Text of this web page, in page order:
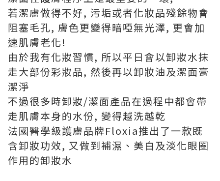
若潔膚做得不好, 污垢或者化妝品殘餘物會
阻塞毛孔, 膚色更變得暗啞無光澤, 更會加
速肌膚老化!
由於我有化妝習慣, 所以平日會以卸妝水抹
走大部份彩妝品, 然後再以卸妝油及潔面膏
潔淨
不過很多時卸妝/潔面產品在過程中都會帶
走肌膚本身的水份, 變得越洗越乾
法國醫學級護膚品牌Floxia推出了一款既
含卸妝功效, 又做到補濕、美白及淡化眼圈
作用的卸妝水